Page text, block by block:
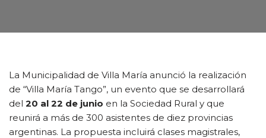
La Municipalidad de Villa María anunció la realización
de “Villa María Tango”, un evento que se desarrollará
del 20 al 22 de junio en la Sociedad Rural y que
reunirá a más de 300 asistentes de diez provincias
argentinas. La propuesta incluirá clases magistrales,